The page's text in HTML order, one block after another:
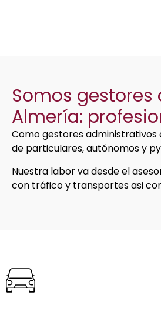
Somos
Almería:
Como gestores
de particulares, autónomos y
Nuestra labor va desde el
con tráfico y transportes asi